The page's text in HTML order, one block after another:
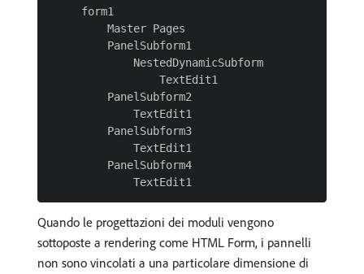
form1
Master Pages
PanelSubform1
NestedDynamicSubform
TextEdit1
PanelSubform2
TextEdit1
PanelSubform3
TextEdit1
PanelSubform4
Quando le progettazioni dei moduli vengono
sottoposte a rendering come HTML Form, i pannelli
non sono vincolati a una particolare dimensione di